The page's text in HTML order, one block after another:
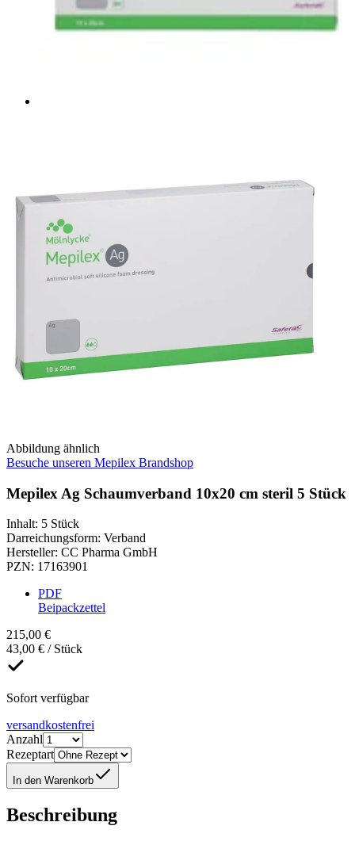
Abbildung ähnlich
Besuche unseren Mepilex Brandshop
Mepilex Ag Schaumverband 10x20 cm steril 5 Stück
Inhalt: 5 Stück
Darreichungsform: Verband
Hersteller: CC Pharma GmbH
PZN: 17163901
PDF
Beipackzettel
215,00 €
43,00 € / Stück
Sofort verfügbar
versandkostenfrei
Anzahl
Rezeptart
In den Warenkorb
Beschreibung